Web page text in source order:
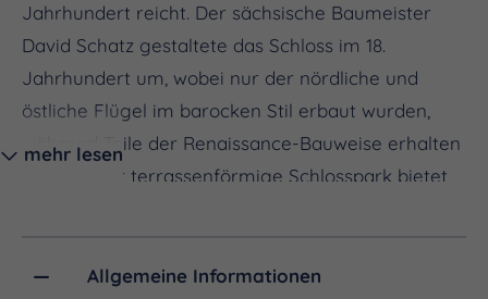
Jahrhundert reicht. Der sächsische Baumeister
David Schatz gestaltete das Schloss im 18.
Jahrhundert um, wobei nur der nördliche und
östliche Flügel im barocken Stil erbaut wurden,
während Teile der Renaissance-Bauweise erhalten
blieben. Der terrassenförmige Schlosspark bietet
Skulpturen prägen das Bild, während eine Grotte
mehr lesen
Allgemeine Informationen